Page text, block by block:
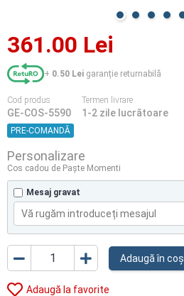
361.00 Lei
+ 0.50 Leigaranție returnabilă
Cod produs
GE-COS-5590
Termen livrare
1-2 zile lucrătoare
PRE-COMANDĂ
Personalizare
Cos cadou de Paște Momenti
Mesaj gravat
Adaugă în coș
Adaugă la favorite